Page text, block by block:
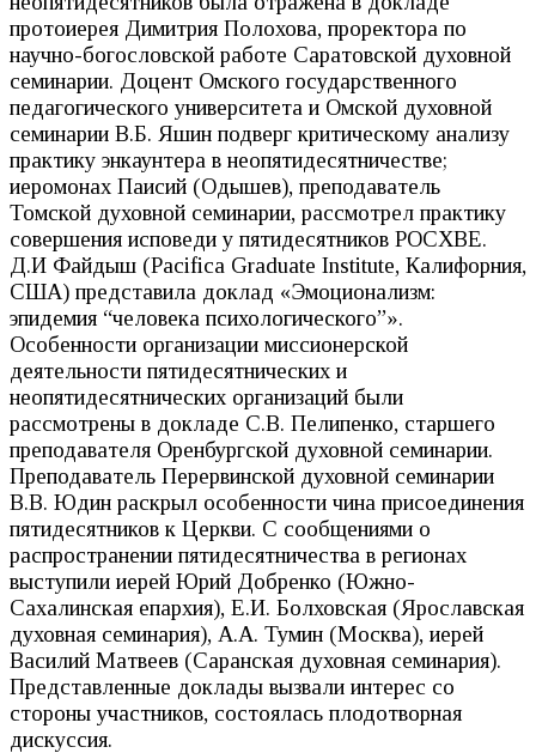
протоиерея Димитрия Полохова, проректора по
научно-богословской работе Саратовской духовной
семинарии. Доцент Омского государственного
педагогического университета и Омской духовной
семинарии В.Б. Яшин подверг критическому анализу
практику энкаунтера в неопятидесятничестве;
иеромонах Паисий (Одышев), преподаватель
Томской духовной семинарии, рассмотрел практику
совершения исповеди у пятидесятников РОСХВЕ.
Д.И Файдыш (Pacifica Graduate Institute, Калифорния,
США) представила доклад «Эмоционализм:
эпидемия “человека психологического”».
Особенности организации миссионерской
деятельности пятидесятнических и
неопятидесятнических организаций были
рассмотрены в докладе С.В. Пелипенко, старшего
преподавателя Оренбургской духовной семинарии.
Преподаватель Перервинской духовной семинарии
В.В. Юдин раскрыл особенности чина присоединения
пятидесятников к Церкви. С сообщениями о
распространении пятидесятничества в регионах
выступили иерей Юрий Добренко (Южно-
Сахалинская епархия), Е.И. Болховская (Ярославская
духовная семинария), А.А. Тумин (Москва), иерей
Василий Матвеев (Саранская духовная семинария).
Представленные доклады вызвали интерес со
стороны участников, состоялась плодотворная
дискуссия.